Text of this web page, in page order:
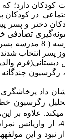
دارد؛ که
پیش دبستانی
تصادفی
192 نفر دانش ­آموز دختر و
تحلیل رگرسیون
بین مولفه­های پرخاشگری، فقط
و این